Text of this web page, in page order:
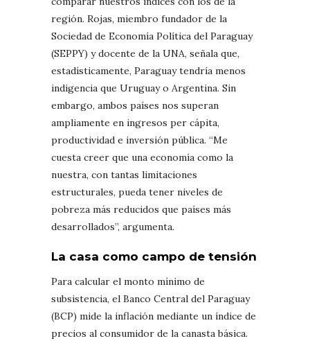
región. Rojas, miembro fundador de la
Sociedad de Economía Política del Paraguay
(SEPPY) y docente de la UNA, señala que,
estadísticamente, Paraguay tendría menos
indigencia que Uruguay o Argentina. Sin
embargo, ambos países nos superan
ampliamente en ingresos per cápita,
productividad e inversión pública. “Me
cuesta creer que una economía como la
nuestra, con tantas limitaciones
estructurales, pueda tener niveles de
pobreza más reducidos que países más
desarrollados”, argumenta.
La casa como campo de tensión
Para calcular el monto mínimo de
subsistencia, el Banco Central del Paraguay
(BCP) mide la inflación mediante un índice de
precios al consumidor de la canasta básica.